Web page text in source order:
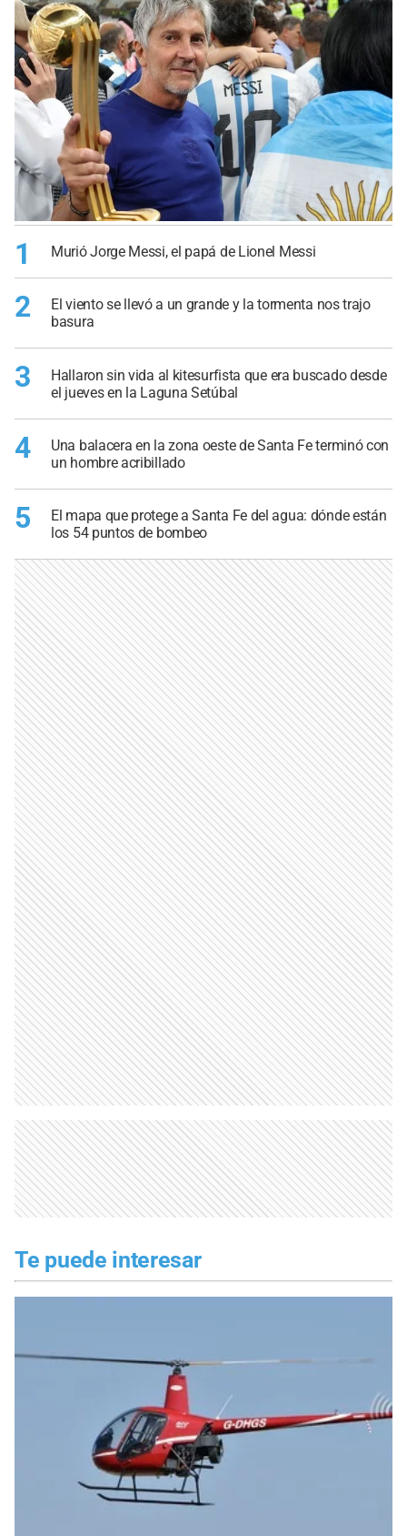
1 Murió Jorge Messi, el papá de Lionel Messi
2
El viento se llevó a un grande y la tormenta nos trajo
basura
3
Hallaron sin vida al kitesurfista que era buscado desde
el jueves en la Laguna Setúbal
4
Una balacera en la zona oeste de Santa Fe terminó con
un hombre acribillado
5
El mapa que protege a Santa Fe del agua: dónde están
los 54 puntos de bombeo
Te puede interesar